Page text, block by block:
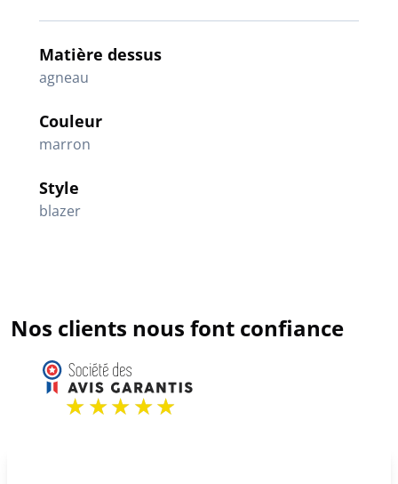
Matière dessus
agneau
Couleur
marron
Style
blazer
Nos clients nous font confiance